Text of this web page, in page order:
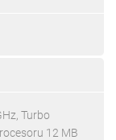
Turbo
12 MB